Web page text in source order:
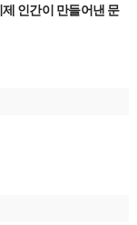
인간이 만들어낸 문